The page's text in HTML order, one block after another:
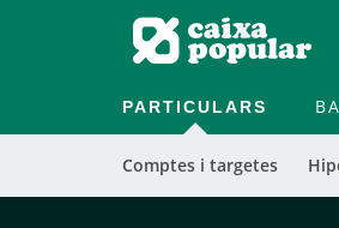
PARTICULARS
Comptes i targetes